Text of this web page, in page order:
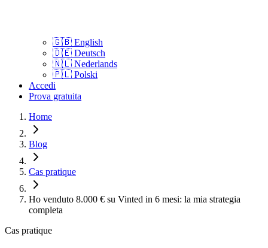
🇬🇧 English
🇩🇪 Deutsch
🇳🇱 Nederlands
🇵🇱 Polski
Accedi
Prova gratuita
Home
Blog
Cas pratique
Ho venduto 8.000 € su Vinted in 6 mesi: la mia strategia
completa
Cas pratique